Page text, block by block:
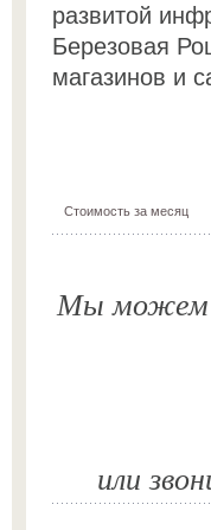
развитой
Березовая
магазинов и
Стоимость за месяц
Мы можем
или